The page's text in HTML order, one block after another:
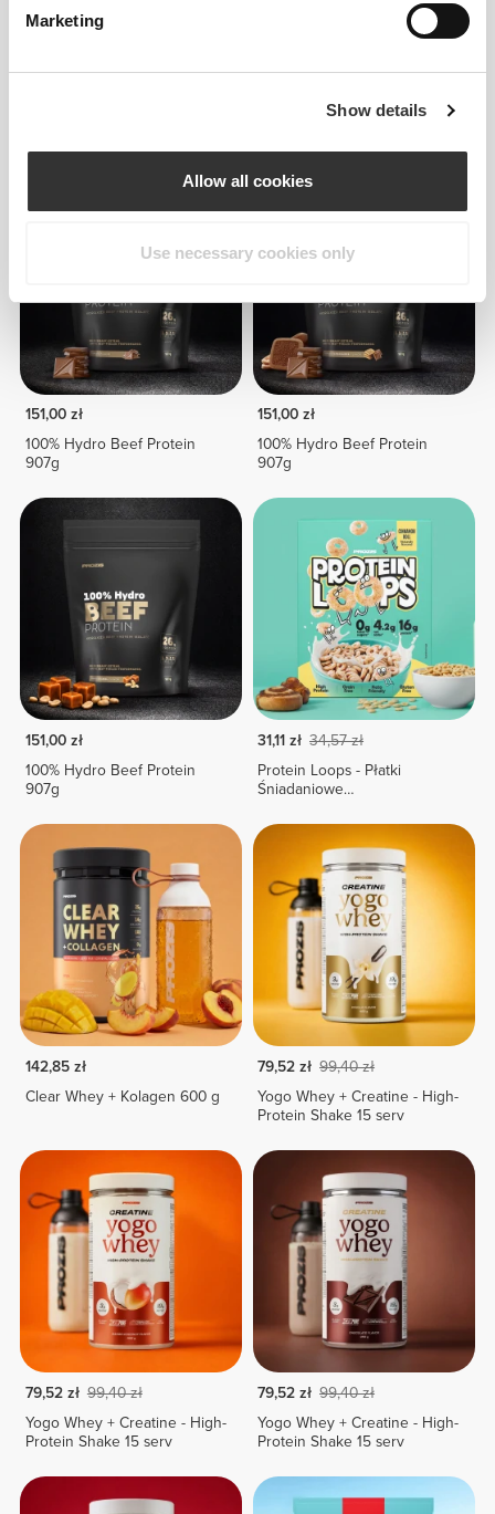
Marketing
Show details
Allow all cookies
Use necessary cookies only
Skarpety za kostkę EY
151,00 zł
100% Hydro Beef Protein
907g
151,00 zł
100% Hydro Beef Protein
907g
151,00 zł
100% Hydro Beef Protein
907g
31,11 zł 34,57 zł
Protein Loops - Płatki
Śniadaniowe
Cynamonowa Rolada
142,85 zł
Clear Whey + Kolagen 600 g
79,52 zł 99,40 zł
Yogo Whey + Creatine - High-
Protein Shake 15 serv
79,52 zł 99,40 zł
Yogo Whey + Creatine - High-
Protein Shake 15 serv
79,52 zł 99,40 zł
Yogo Whey + Creatine - High-
Protein Shake 15 serv